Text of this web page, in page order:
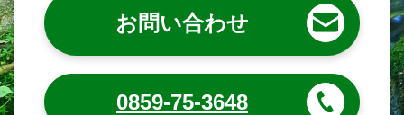
お問い合わせ
0859-75-3648